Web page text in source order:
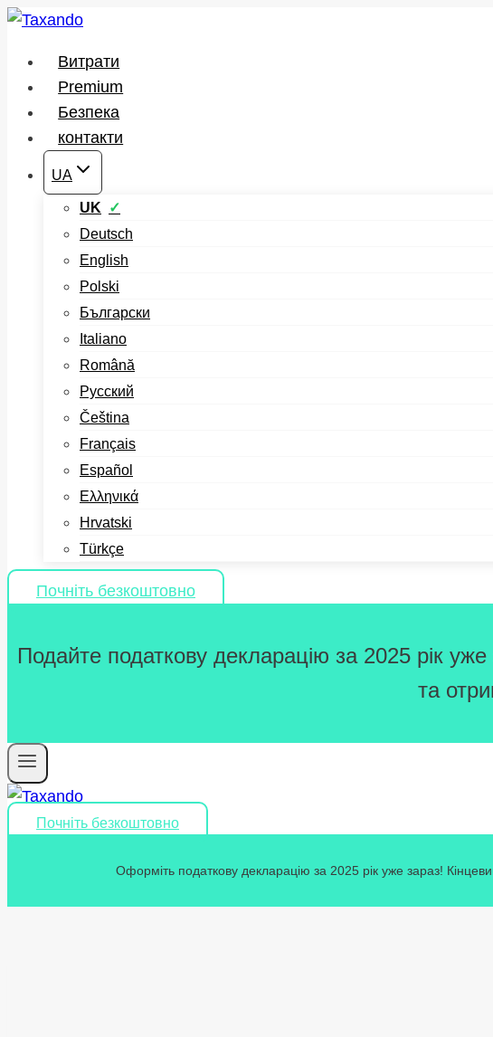
Перейти
вмісту
Витрати
Premium
Безпека
контакти
UA
UK
Deutsch
English
Polski
Български
Italiano
Română
Русский
Čeština
Français
Español
Ελληνικά
Hrvatski
Türkçe
Почніть безкоштовно
Подайте податкову декларацію за 2025 рік
та
Почніть безкоштовно
Оформіть податкову декларацію за 2025 рік уже зараз!